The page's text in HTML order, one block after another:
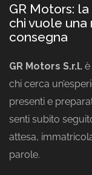
GR Motors:
chi vuole una
consegna
GR Motors S.r.l.
chi cerca
presenti e
senti subito
attesa,
parole.